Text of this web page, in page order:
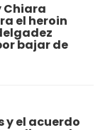
Chiara
el heroin
bajar de
y el acuerdo